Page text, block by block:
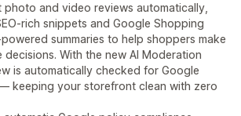
photo and video reviews automatically,
rich snippets and Google Shopping
summaries to help shoppers make
With the new AI Moderation
is automatically checked for Google
keeping your storefront clean with zero